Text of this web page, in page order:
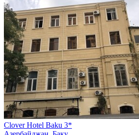
Clover Hotel Baku 3*